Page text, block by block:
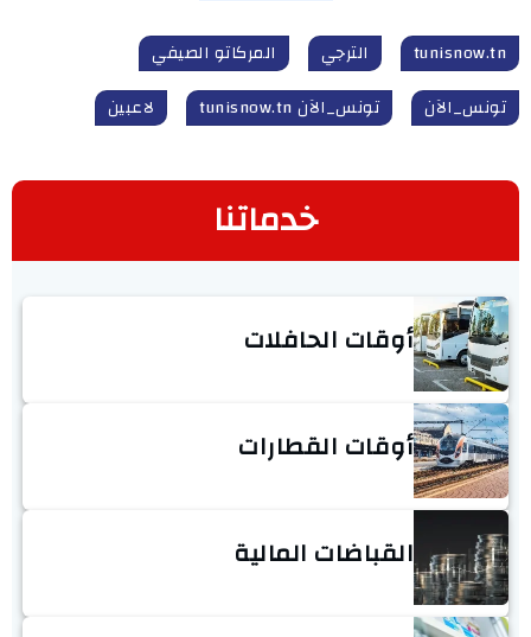
tunisnow.tn الترجي
المركاتو الصيفي
تونس_الآن
تونس_الآن tunisnow.tn لاعبين
خدماتنا
أوقات الحافلات
أوقات القطارات
القباضات المالية